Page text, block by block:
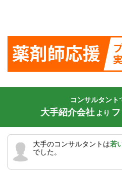
コンサルタント
大手紹介会社 より
大手のコンサルタントは若
でした。